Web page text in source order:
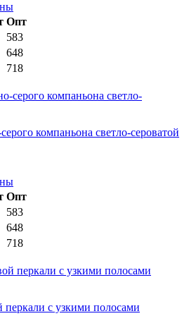
Опт
583
648
718
компаньона светло-сероватой
Опт
583
648
718
с узкими полосами